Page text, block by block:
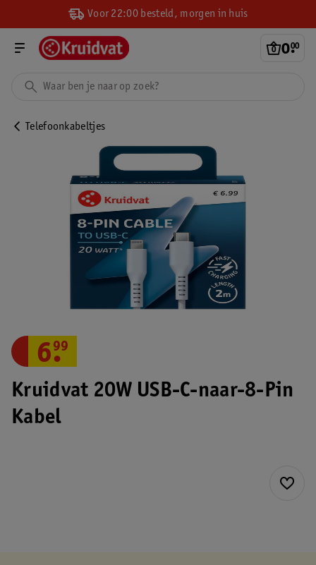
Voor 22:00 besteld, morgen in huis
0.
00
Telefoonkabeltjes
Kruidvat 20W USB-C-naar-8-Pin
Kabel
6.
99